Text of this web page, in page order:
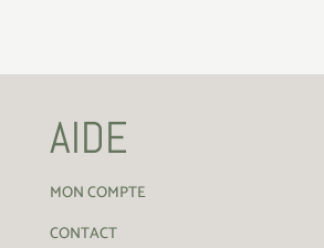
AIDE
MON COMPTE
CONTACT